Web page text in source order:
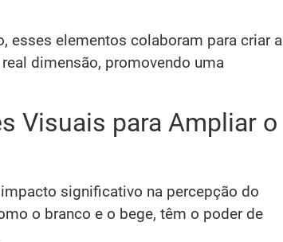
esses elementos colaboram para criar a
dimensão, promovendo uma
Visuais para Ampliar o
significativo na percepção do
o branco e o bege, têm o poder de